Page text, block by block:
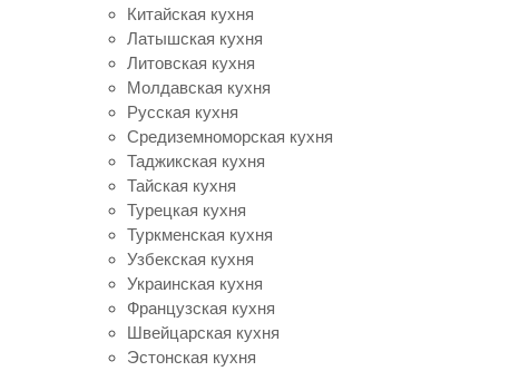
Китайская кухня
Латышская кухня
Литовская кухня
Молдавская кухня
Русская кухня
Средиземноморская кухня
Таджикская кухня
Тайская кухня
Турецкая кухня
Туркменская кухня
Узбекская кухня
Украинская кухня
Французская кухня
Швейцарская кухня
Эстонская кухня